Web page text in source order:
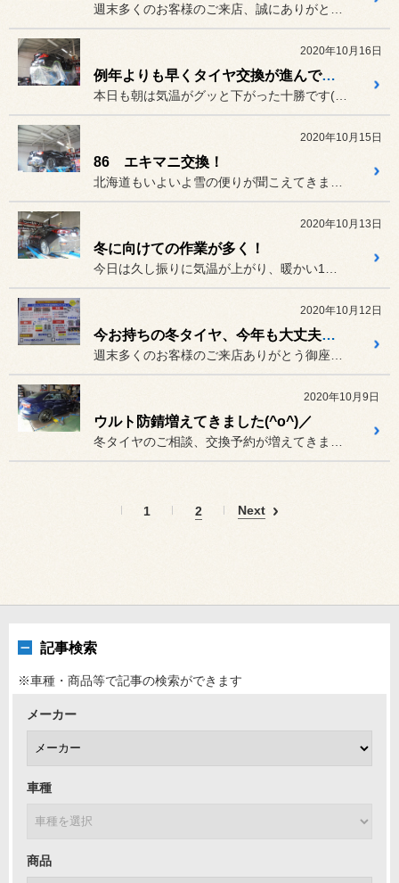
週末多くのお客様のご来店、誠にありがとう御座います(^o^)／
2020年10月16日
例年よりも早くタイヤ交換が進んでいます！！
本日も朝は気温がグッと下がった十勝です(@_@)
2020年10月15日
86 エキマニ交換！
北海道もいよいよ雪の便りが聞こえてきましたね(^_^;)
2020年10月13日
冬に向けての作業が多く！
今日は久し振りに気温が上がり、暖かい1日でした(^o^)／
2020年10月12日
今お持ちの冬タイヤ、今年も大丈夫ですか？
週末多くのお客様のご来店ありがとう御座いますm(__)m
2020年10月9日
ウルト防錆増えてきました(^o^)／
冬タイヤのご相談、交換予約が増えてきましたが、
1 2 Next
記事検索
※車種・商品等で記事の検索ができます
メーカー
車種
商品